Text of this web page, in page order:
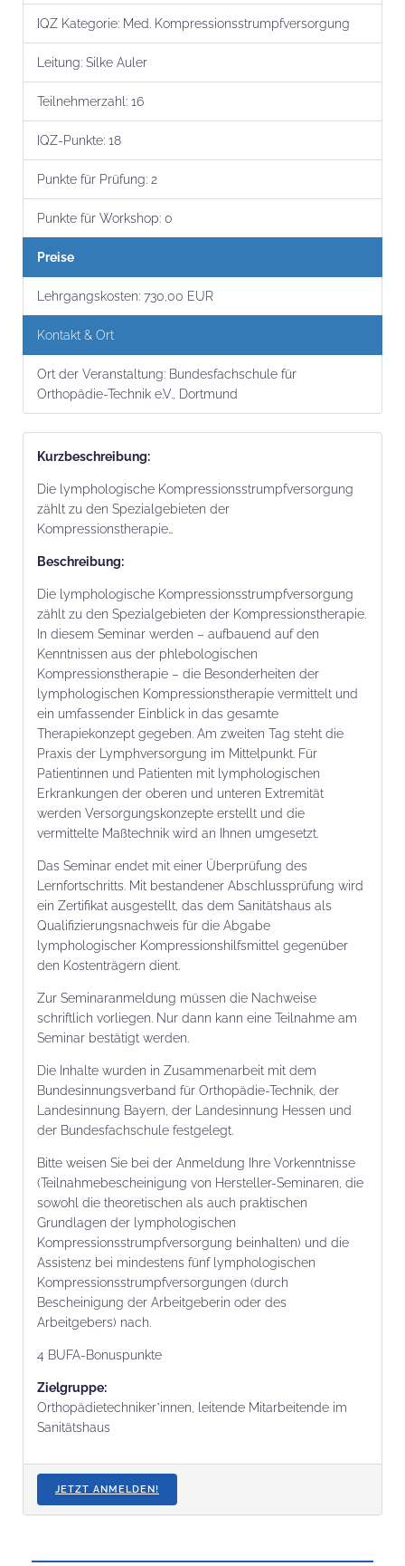
IQZ Kategorie: Med. Kompressionsstrumpfversorgung
Leitung: Silke Auler
Teilnehmer­zahl: 16
IQZ-Punkte: 18
Punkte für Prüfung: 2
Punkte für Workshop: 0
Preise
Lehrgangs­kosten: 730,00 EUR
Kontakt & Ort
Ort der Veranstaltung: Bundesfachschule für
Orthopädie-Technik e.V., Dortmund
Kurz­beschrei­bung:
Die lymphologische Kompressionsstrumpfversorgung
zählt zu den Spezialgebieten der
Kompressionstherapie…
Beschrei­bung:
Die lymphologische Kompressionsstrumpfversorgung
zählt zu den Spezialgebieten der Kompressionstherapie.
In diesem Seminar werden – aufbauend auf den
Kenntnissen aus der phlebologischen
Kompressionstherapie – die Besonderheiten der
lymphologischen Kompressionstherapie vermittelt und
ein umfassender Einblick in das gesamte
Therapiekonzept gegeben. Am zweiten Tag steht die
Praxis der Lymphversorgung im Mittelpunkt. Für
Patientinnen und Patienten mit lymphologischen
Erkrankungen der oberen und unteren Extremität
werden Versorgungskonzepte erstellt und die
vermittelte Maßtechnik wird an Ihnen umgesetzt.
Das Seminar endet mit einer Überprüfung des
Lernfortschritts. Mit bestandener Abschlussprüfung wird
ein Zertifikat ausgestellt, das dem Sanitätshaus als
Qualifizierungsnachweis für die Abgabe
lymphologischer Kompressionshilfsmittel gegenüber
den Kostenträgern dient.
Zur Seminaranmeldung müssen die Nachweise
schriftlich vorliegen. Nur dann kann eine Teilnahme am
Seminar bestätigt werden.
Die Inhalte wurden in Zusammenarbeit mit dem
Bundesinnungsverband für Orthopädie-Technik, der
Landesinnung Bayern, der Landesinnung Hessen und
der Bundesfachschule festgelegt.
Bitte weisen Sie bei der Anmeldung Ihre Vorkenntnisse
(Teilnahmebescheinigung von Hersteller-Seminaren, die
sowohl die theoretischen als auch praktischen
Grundlagen der lymphologischen
Kompressionsstrumpfversorgung beinhalten) und die
Assistenz bei mindestens fünf lymphologischen
Kompressionsstrumpfversorgungen (durch
Bescheinigung der Arbeitgeberin oder des
Arbeitgebers) nach.
4 BUFA-Bonuspunkte
Zielgruppe:
Orthopädietechniker*innen, leitende Mitarbeitende im
Sanitätshaus
JETZT ANMELDEN!